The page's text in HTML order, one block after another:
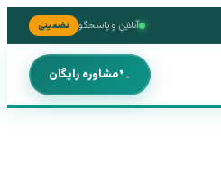
آنلاین و پاسخگو تضمینی
مشاوره رایگان